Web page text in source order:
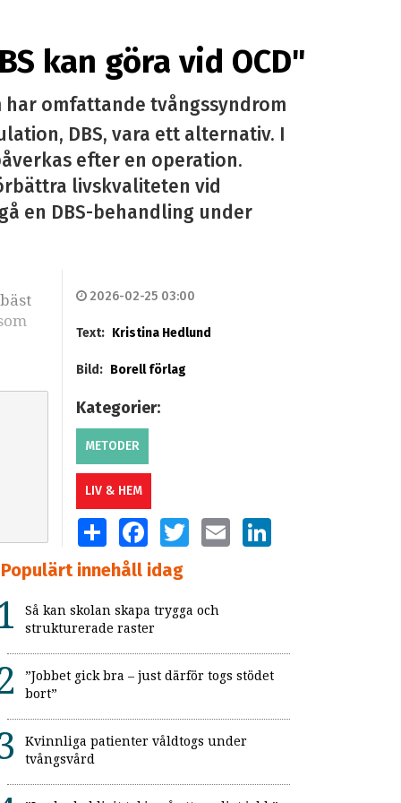
kan göra vid OCD"
har omfattande tvångssyndrom
DBS, vara ett alternativ. I
efter en operation.
livskvaliteten vid
en DBS-behandling under
2026-02-25 03:00
Text: Kristina Hedlund
Bild: Borell förlag
Kategorier:
METODER
LIV & HEM
SHARE FACEBOOKTWITTEREMAIL LINKEDIN
Populärt innehåll idag
Så kan skolan skapa trygga och
strukturerade raster
”Jobbet gick bra – just därför togs stödet
bort”
Kvinnliga patienter våldtogs under
tvångsvård